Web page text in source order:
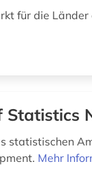
für die Länder
Statistics
statistischen
Mehr